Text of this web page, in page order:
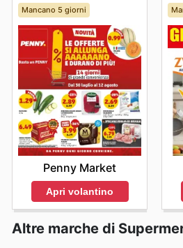
Mancano 5 giorni
Penny Market
Apri volantino
Altre marche di